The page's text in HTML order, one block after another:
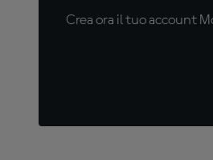
Crea ora il tuo account